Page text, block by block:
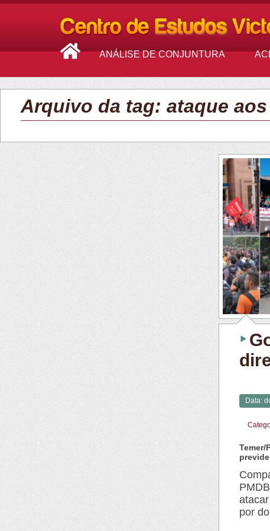
ANÁLISE DE CONJUNTURA
Arquivo da tag: ataque
Data:
Temer/
por